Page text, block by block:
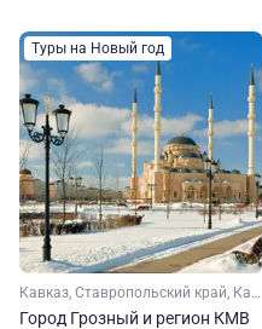
Туры на Новый год
Кавказ, Ставропольский край, Кавказские Минеральные Воды, Чечня
Город Грозный и регион КМВ